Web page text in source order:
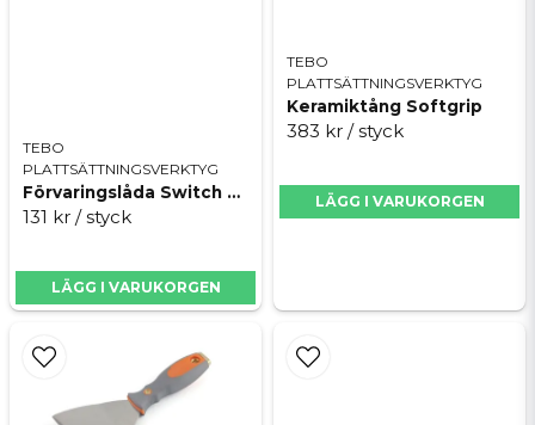
TEBO
PLATTSÄTTNINGSVERKTYG
Förvaringslåda Switch 280 mm
131 kr / styck
LÄGG I VARUKORGEN
TEBO
PLATTSÄTTNINGSVERKTYG
Keramiktång Softgrip
383 kr / styck
LÄGG I VARUKORGEN